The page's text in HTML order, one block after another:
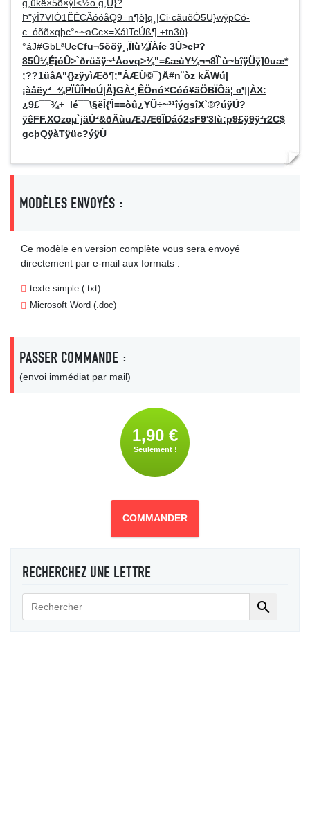
g,ûkë×5õ×ýÍ<½o g,Ü}?
Þ"ýÍ7VIÓ1ÊÈCÃóóåQ9=n¶ò]q¸|Ci·cãuõÓ5U}wÿpCó­
c¯óõõ×qþc°~~aCc×=XáìTcÚß¶ ±tn3ù}
°áJ#GbLªUcCfu¬5õõÿ¸,Ïlù¼ÏÀíc 3Û>cÞ?
85Û¼ÉjóÛ>`ðrüåÿ~¹Åovq>¾"=£æùY¼¬¬8Ï`ù~bîÿÜÿ]0uæ*
;??1üâA"{}zÿyìÆð¶;"ÂÆÙ©¯)Å#n¨òz kÃWú|
¡àåëy²_¾PÏÛÎHcÚ|Ä}GÀ²¸ÊÖnó×Cóó¥äÖBÏÔä¦ c¶|ÀX:
¿9£¯¯¾+_lé¯¯\§ëÎ{'Ì==òû¿YÜ÷~³¹îýgsîX`­®?úÿÚ?
ÿêFF.XOzcµ`jäÙ²&ðÂùuÆJÆ6ÎDáó2sF9'3Iù:p9£ÿ9ÿ²r2C$
gcþQÿàTÿüc?ýÿÙ
MODÈLES ENVOYÉS :
Ce modèle en version complète vous sera envoyé
directement par e-mail aux formats :
texte simple (.txt)
Microsoft Word (.doc)
PASSER COMMANDE :
(envoi immédiat par mail)
1,90 €
Seulement !
COMMANDER
RECHERCHEZ UNE LETTRE
